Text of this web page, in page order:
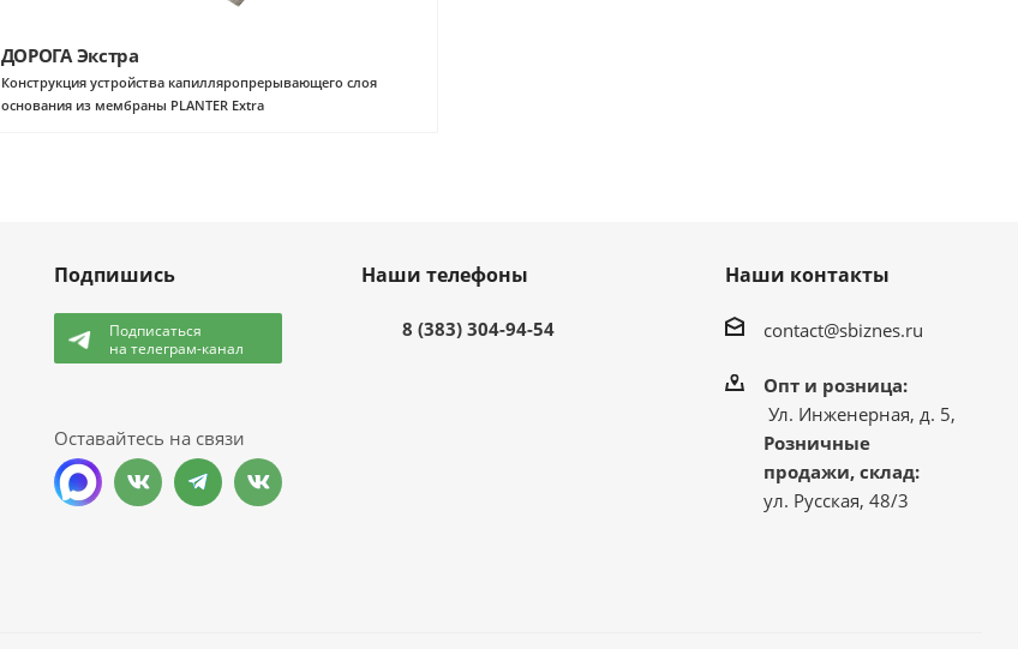
ДОРОГА Экстра
Конструкция устройства капилляропрерывающего слоя
основания из мембраны PLANTER Extra
Подпишись
Подписаться
на телеграм-канал
Оставайтесь на связи
Наши телефоны
8 (383) 304-94-54
Наши контакты
contact@sbiznes.ru
Опт и розница:
Ул. Инженерная, д. 5,
Розничные
продажи, склад:
ул. Русская, 48/3